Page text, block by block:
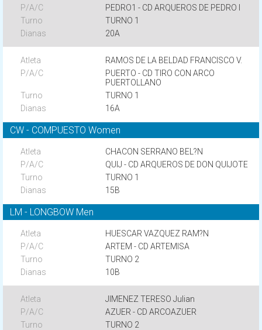
PEDRO1 - CD ARQUEROS DE PEDRO I
TURNO 1
20A
RAMOS DE LA BELDAD FRANCISCO V.
PUERTO - CD TIRO CON ARCO
PUERTOLLANO
TURNO 1
16A
CW - COMPUESTO Women
CHACON SERRANO BEL?N
QUIJ - CD ARQUEROS DE DON QUIJOTE
TURNO 1
15B
LM - LONGBOW Men
HUESCAR VAZQUEZ RAM?N
ARTEM - CD ARTEMISA
TURNO 2
10B
JIMENEZ TERESO Julian
AZUER - CD ARCOAZUER
TURNO 2